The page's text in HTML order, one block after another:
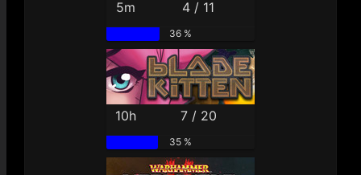
5m 4 / 11
36 %
10h 7 / 20
35 %